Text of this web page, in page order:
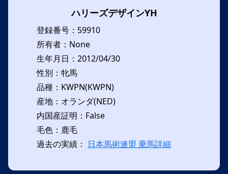
ハリーズデザインYH
登録番号：59910
所有者：None
生年月日：2012/04/30
性別：牝馬
品種：KWPN(KWPN)
産地：オランダ(NED)
内国産証明：False
毛色：鹿毛
過去の実績： 日本馬術連盟 乗馬詳細